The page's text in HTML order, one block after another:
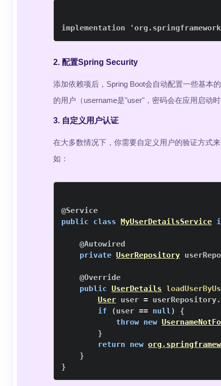
implementation
2. 配置Spring Security
添加依赖项后，Spring Boot会自动配置一些基本
的用户（username是"user"，密码会在应用启动时
3. 自定义用户认证
在大多数情况下，你需要自定义用户的验证方式
如：
@Service
public
class MyUserDetailsService
@Autowired
private UserRepository
@Override
public UserDetails
User user = userRepository.
if
(user == null)
{
throw new
}
return
new org .
}
}